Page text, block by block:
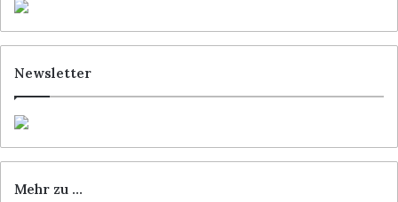
Newsletter
Mehr zu …